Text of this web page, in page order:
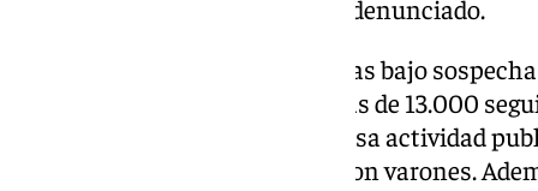
que llevaban a un mismo perfil denunciado.
Precisamente, una de las cuentas bajo
mostraba a una usuaria con más de 13.000
de los investigadores, una intensa actividad
establecimiento de contactos con varones.